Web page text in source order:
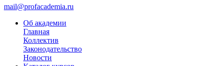
mail@profacademia.ru
Об академии
Главная
Коллектив
Законодательство
Новости